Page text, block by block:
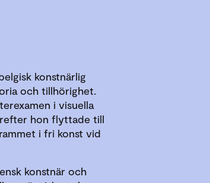
konstnärlig
och tillhörighet.
i visuella
hon flyttade till
i fri konst vid
konstnär och